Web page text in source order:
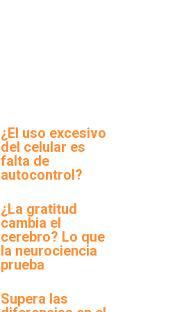
¿El uso excesivo
del celular es
falta de
autocontrol?
¿La gratitud
cambia el
cerebro? Lo que
la neurociencia
prueba
Supera las